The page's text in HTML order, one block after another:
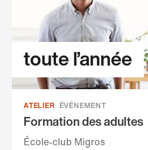
toute l’année
ATELIER ÉVÉNEMENT
Formation des adultes
École-club Migros